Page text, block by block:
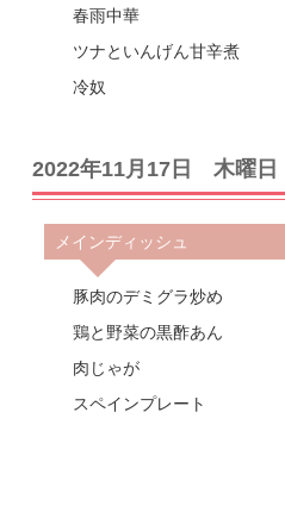
春雨中華
ツナといんげん甘辛煮
冷奴
2022年11月17日 木曜日
メインディッシュ
豚肉のデミグラ炒め
鶏と野菜の黒酢あん
肉じゃが
スペインプレート